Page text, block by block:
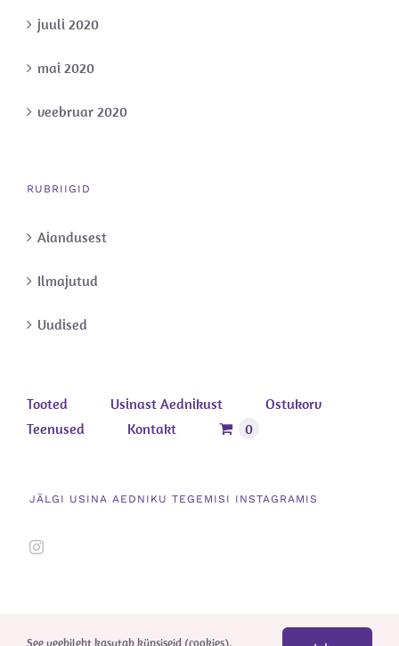
juuli 2020
mai 2020
veebruar 2020
RUBRIIGID
Aiandusest
Ilmajutud
Uudised
Tooted Usinast Aednikust
Ostukorv
Teenused
Kontakt 0
JÄLGI USINA AEDNIKU TEGEMISI INSTAGRAMIS
See veebileht kasutab küpsiseid (cookies).